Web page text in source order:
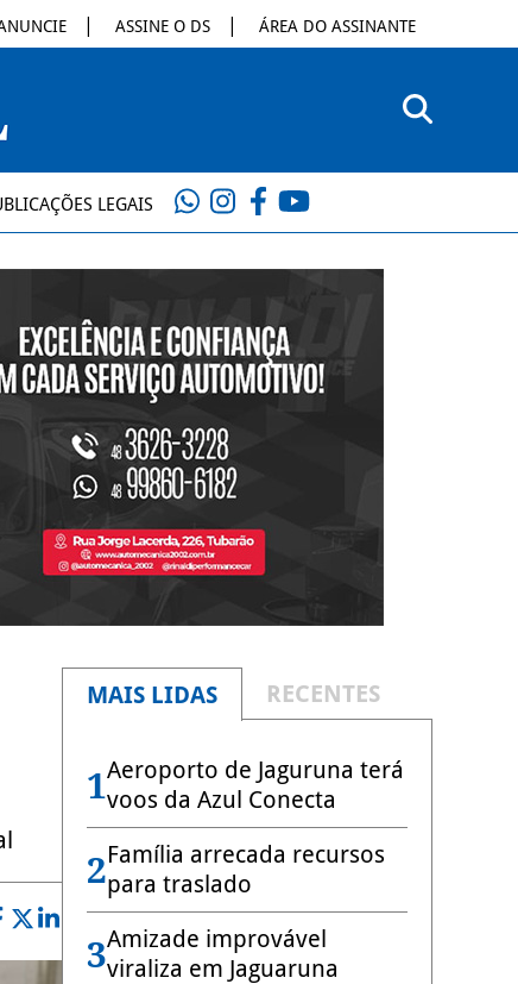
ASSINE O DS ÁREA DO ASSINANTE
LEGAIS
MAIS LIDAS RECENTES
1Aeroporto de Jaguruna terá
voos da Azul Conecta
2Família arrecada recursos
para traslado
3Amizade improvável
viraliza em Jaguaruna